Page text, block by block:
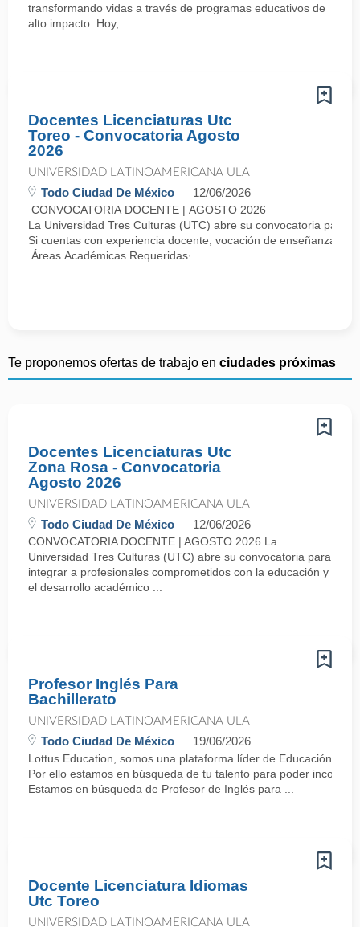
transformando vidas a través de programas educativos de
alto impacto. Hoy, ...
Docentes Licenciaturas Utc
Toreo - Convocatoria Agosto
2026
UNIVERSIDAD LATINOAMERICANA ULA
Todo Ciudad De México 12/06/2026
CONVOCATORIA DOCENTE | AGOSTO 2026
La Universidad Tres Culturas (UTC) abre su convocatoria para
Si cuentas con experiencia docente, vocación de enseñanza y
Áreas Académicas Requeridas· ...
Te proponemos ofertas de trabajo en ciudades próximas
Docentes Licenciaturas Utc
Zona Rosa - Convocatoria
Agosto 2026
UNIVERSIDAD LATINOAMERICANA ULA
Todo Ciudad De México 12/06/2026
CONVOCATORIA DOCENTE | AGOSTO 2026 La
Universidad Tres Culturas (UTC) abre su convocatoria para
integrar a profesionales comprometidos con la educación y
el desarrollo académico ...
Profesor Inglés Para
Bachillerato
UNIVERSIDAD LATINOAMERICANA ULA
Todo Ciudad De México 19/06/2026
Lottus Education, somos una plataforma líder de Educación en
Por ello estamos en búsqueda de tu talento para poder
Estamos en búsqueda de Profesor de Inglés para ...
Docente Licenciatura Idiomas
Utc Toreo
UNIVERSIDAD LATINOAMERICANA ULA